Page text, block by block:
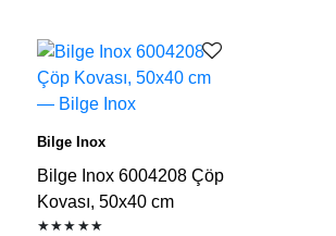
Bilge Inox
Bilge Inox 6004208 Çöp
Kovası, 50x40 cm
★★★★★